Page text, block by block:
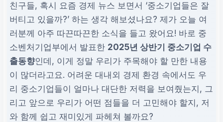
정보 출처
중소벤처기업부
친구들, 혹시 요즘 경제 뉴스 보면서 ‘중소기업들은 잘
버티고 있을까?’ 하는 생각 해보셨나요? 제가 오늘 여
러분께 아주 따끈따끈한 소식을 들고 왔어요! 바로 중
소벤처기업부에서 발표한 2025년 상반기 중소기업 수
출동향인데, 이게 정말 우리가 주목해야 할 만한 내용
이 많더라고요. 어려운 대내외 경제 환경 속에서도 우
리 중소기업들이 얼마나 대단한 저력을 보여줬는지, 그
리고 앞으로 우리가 어떤 점들을 더 고민해야 할지, 저
와 함께 쉽고 재미있게 파헤쳐 볼까요?